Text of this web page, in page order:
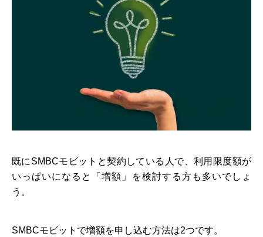
既にSMBCモビットと契約している人で、利用限度額が
いっぱいになると「増額」を検討する方も多いでしょ
う。
SMBCモビットで増額を申し込む方法は2つです。